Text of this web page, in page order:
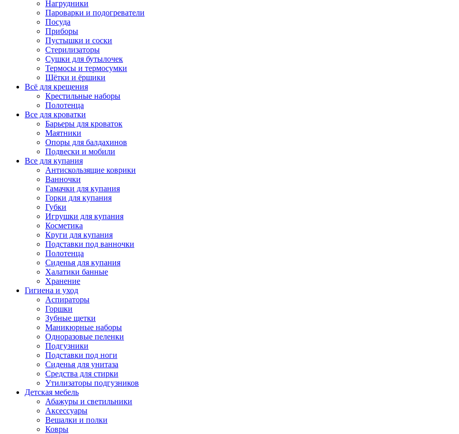
Нагрудники
Пароварки и подогреватели
Посуда
Приборы
Пустышки и соски
Стерилизаторы
Сушки для бутылочек
Термосы и термосумки
Щётки и ёршики
Всё для крещения
Крестильные наборы
Полотенца
Все для кроватки
Барьеры для кроваток
Маятники
Опоры для балдахинов
Подвески и мобили
Все для купания
Антискользящие коврики
Ванночки
Гамачки для купания
Горки для купания
Губки
Игрушки для купания
Косметика
Круги для купания
Подставки под ванночки
Полотенца
Сиденья для купания
Халатики банные
Хранение
Гигиена и уход
Аспираторы
Горшки
Зубные щетки
Маникюрные наборы
Одноразовые пеленки
Подгузники
Подставки под ноги
Сиденья для унитаза
Средства для стирки
Утилизаторы подгузников
Детская мебель
Абажуры и светильники
Аксессуары
Вешалки и полки
Ковры